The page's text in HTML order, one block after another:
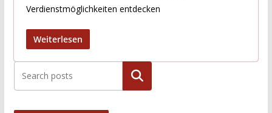
Verdienstmöglichkeiten entdecken
Weiterlesen
Suchen